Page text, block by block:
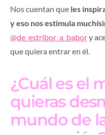
Nos cuentan que les
y eso nos estimula
@de_estribor_a_babory
que quiera entrar en él.
¿Cuál es el
quieras
mundo de